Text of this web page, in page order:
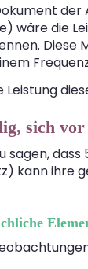
der
wäre die
Diese
Leistung
sich
sagen,
kann ihre